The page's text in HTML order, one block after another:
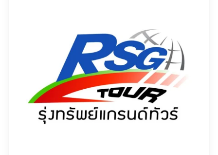
Contact :
https://line.me/ti/p/~wisdomworld.1
เบอร์โทร :
02 589 0227,096 656 2419 , 094
445 5526
เวลาทำการ :เปิดตลอด 24 ชม.